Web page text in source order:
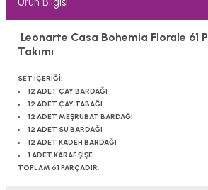
Leonarte Casa Bohemia Florale 61
Takımı
SET İÇERİĞİ:
12 ADET ÇAY BARDAĞI
12 ADET ÇAY TABAĞI
12 ADET MEŞRUBAT BARDAĞI
12 ADET SU BARDAĞI
12 ADET KADEH BARDAĞI
1 ADET KARAF ŞİŞE
TOPLAM 61 PARÇADIR.